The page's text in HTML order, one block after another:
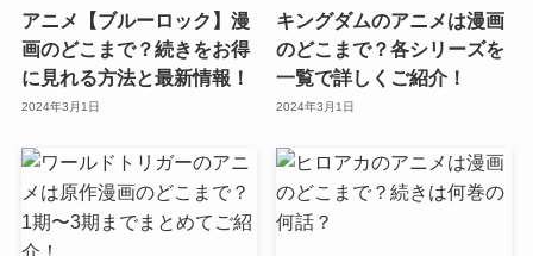
アニメ【ブルーロック】漫
画のどこまで？続きをお得
に見れる方法と最新情報！
2024年3月1日
キングダムのアニメは漫画
のどこまで？各シリーズを
一覧で詳しくご紹介！
2024年3月1日